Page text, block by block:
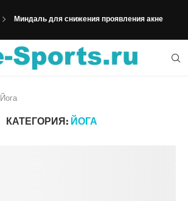
Миндаль для снижения проявления акне
Йога
КАТЕГОРИЯ: ЙОГА